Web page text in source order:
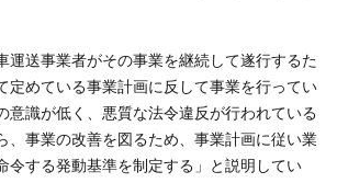
運送事業者がその事業を継続して遂行するた
定めている事業計画に反して事業を行ってい
意識が低く、悪質な法令違反が行われている
、事業の改善を図るため、事業計画に従い業
令する発動基準を制定する」と説明してい